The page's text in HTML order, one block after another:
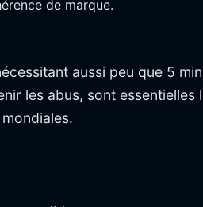
de marque.
aussi peu que 5
les abus, sont